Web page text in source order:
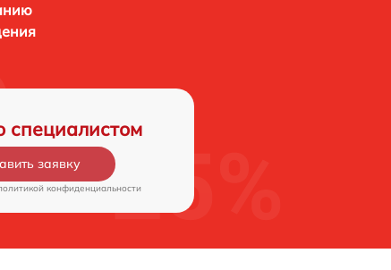
специалистом
заявку
конфиденциальности